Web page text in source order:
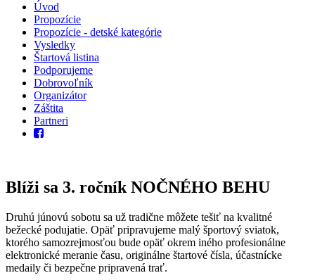
Úvod
Propozície
Propozície - detské kategórie
Vysledky
Štartová listina
Podporujeme
Dobrovoľník
Organizátor
Záštita
Partneri
Blíži sa 3. ročník NOČNÉHO BEHU
Druhú júnovú sobotu sa už tradične môžete tešiť na kvalitné
bežecké podujatie. Opäť pripravujeme malý športový sviatok,
ktorého samozrejmosťou bude opäť okrem iného profesionálne
elektronické meranie času, originálne štartové čísla, účastnícke
medaily či bezpečne pripravená trať.